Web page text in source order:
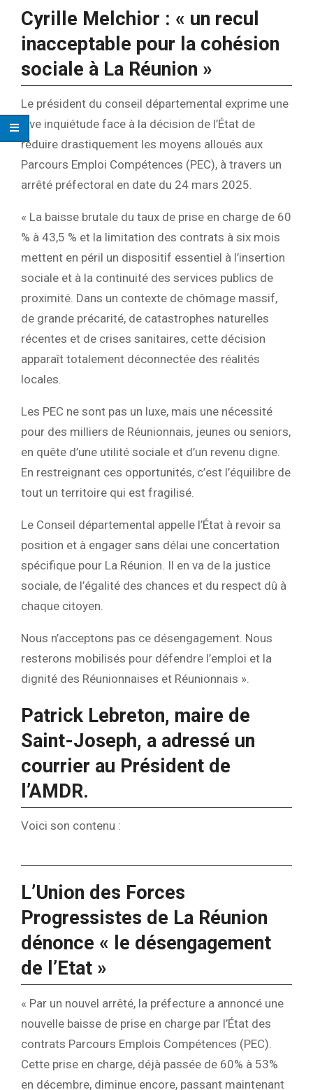
Cyrille Melchior : « un recul
inacceptable pour la cohésion
sociale à La Réunion »
Le président du conseil départemental exprime une
vive inquiétude face à la décision de l’État de
réduire drastiquement les moyens alloués aux
Parcours Emploi Compétences (PEC), à travers un
arrêté préfectoral en date du 24 mars 2025.
« La baisse brutale du taux de prise en charge de 60
% à 43,5 % et la limitation des contrats à six mois
mettent en péril un dispositif essentiel à l’insertion
sociale et à la continuité des services publics de
proximité. Dans un contexte de chômage massif,
de grande précarité, de catastrophes naturelles
récentes et de crises sanitaires, cette décision
apparaît totalement déconnectée des réalités
locales.
Les PEC ne sont pas un luxe, mais une nécessité
pour des milliers de Réunionnais, jeunes ou seniors,
en quête d’une utilité sociale et d’un revenu digne.
En restreignant ces opportunités, c’est l’équilibre de
tout un territoire qui est fragilisé.
Le Conseil départemental appelle l’État à revoir sa
position et à engager sans délai une concertation
spécifique pour La Réunion. Il en va de la justice
sociale, de l’égalité des chances et du respect dû à
chaque citoyen.
Nous n’acceptons pas ce désengagement. Nous
resterons mobilisés pour défendre l’emploi et la
dignité des Réunionnaises et Réunionnais ».
Patrick Lebreton, maire de
Saint-Joseph, a adressé un
courrier au Président de
l’AMDR.
Voici son contenu :
L’Union des Forces
Progressistes de La Réunion
dénonce « le désengagement
de l’Etat »
« Par un nouvel arrêté, la préfecture a annoncé une
nouvelle baisse de prise en charge par l’État des
contrats Parcours Emplois Compétences (PEC).
Cette prise en charge, déjà passée de 60% à 53%
en décembre, diminue encore, passant maintenant